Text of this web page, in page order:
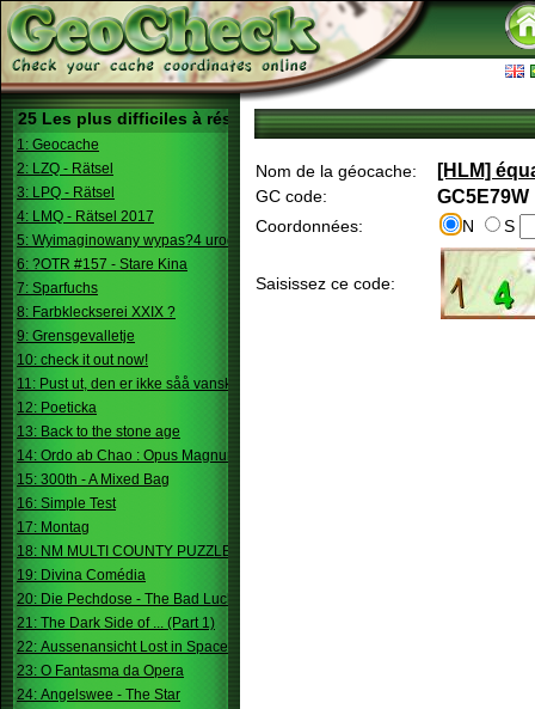
25 Les plus difficiles à résoudre
1: Geocache
2: LZQ - Rätsel
3: LPQ - Rätsel
4: LMQ - Rätsel 2017
5: Wyimaginowany wypas?4 urodziny
6: ?OTR #157 - Stare Kina
7: Sparfuchs
8: Farbkleckserei XXIX ?
9: Grensgevalletje
10: check it out now!
11: Pust ut, den er ikke såå vanskelig.
12: Poeticka
13: Back to the stone age
14: Ordo ab Chao : Opus Magnum
15: 300th - A Mixed Bag
16: Simple Test
17: Montag
18: NM MULTI COUNTY PUZZLE
19: Divina Comédia
20: Die Pechdose - The Bad Luck Box
21: The Dark Side of ... (Part 1)
22: Aussenansicht Lost in Space
23: O Fantasma da Opera
24: Angelswee - The Star
Nom de la géocache: [HLM]
GC code: GC5E79W
Coordonnées: N S
Saisissez ce code: